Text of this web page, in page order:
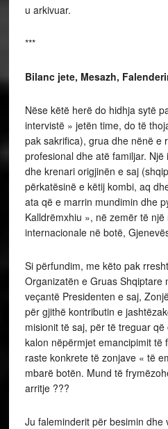
u arkivuar.
***
Bilanc jete, Mesazh,
Nëse këtë herë do hidhja sytë
intervistë » jetën time, do të
pak sakrifica), grua dhe nënë e
profesional dhe atë familjar.
dhe krenari origjinën e saj
përkatësinë e këtij kombi, aq
ata që e marrin mundimin dhe
Kalldrëmxhiu », në zemër të
internacionale në botë,
Si përfundim, me këto pak
Organizatën e Gruas Shqiptare
veçantë Presidenten e saj,
për gjithë kontributin e
misionit të saj, për të treguar
kalon nëpërmjet emancipimit të
raste konkrete të zonjave « të
mbarë botën. Mund të
arritje ???
Ju faleminderit për besimin dhe